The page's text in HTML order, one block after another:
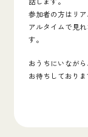
参加者の方はリ
アルタイムで見
す。
おうちにいなが
お待ちしておりま